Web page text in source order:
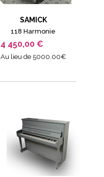
SAMICK
118 Harmonie
4 450,00 €
Au lieu de 5000.00€